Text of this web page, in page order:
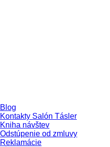
Blog
Kontakty Salón Tásler
Kniha návštev
Odstúpenie od zmluvy
Reklamácie